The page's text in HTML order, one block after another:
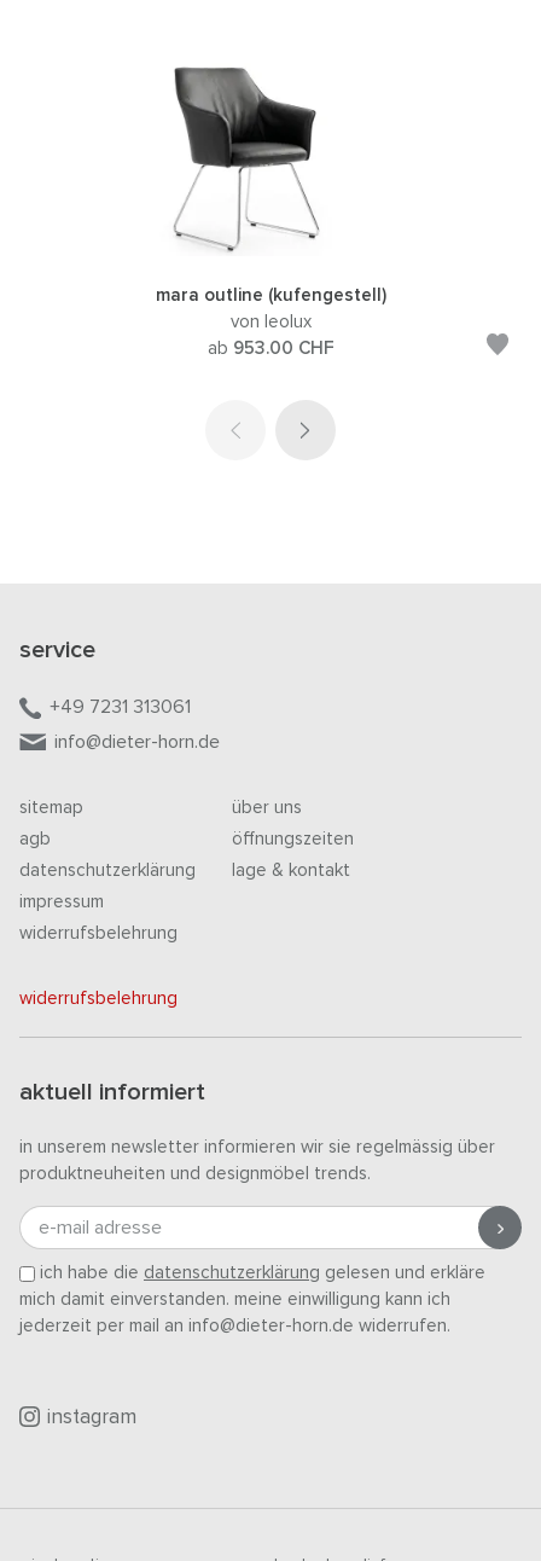
mara outline (kufengestell)
von leolux
ab 953.00 CHF
service
+49 7231 313061
info@dieter-horn.de
sitemap
agb
datenschutzerklärung
impressum
widerrufsbelehrung
über uns
öffnungszeiten
lage & kontakt
widerrufsbelehrung
aktuell informiert
in unserem newsletter informieren wir sie regelmässig über
produktneuheiten und designmöbel trends.
e-mail adresse
ich habe die datenschutzerklärung gelesen und erkläre
mich damit einverstanden. meine einwilligung kann ich
jederzeit per mail an info@dieter-horn.de widerrufen.
instagram